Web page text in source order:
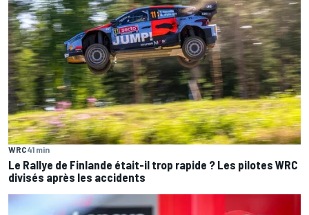
WRC41 min
Le Rallye de Finlande était-il trop rapide ? Les pilotes WRC
divisés après les accidents